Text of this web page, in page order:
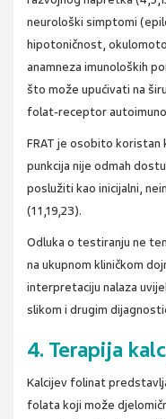
neurološki simptomi
hipotoničnost,
anamneza imunoloških
što može upućivati na
folat-receptor
FRAT je osobito koristan
punkcija nije odmah
poslužiti kao inicijalni,
(11,19,23).
Odluka o testiranju ne
na ukupnom kliničkom
interpretaciju nalaza
slikom i drugim
4. Terapija
Kalcijev folinat
folata koji može